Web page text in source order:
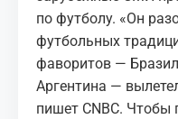
по футболу. «Он
футбольных
фаворитов —
Аргентина —
пишет CNBC. Чтобы